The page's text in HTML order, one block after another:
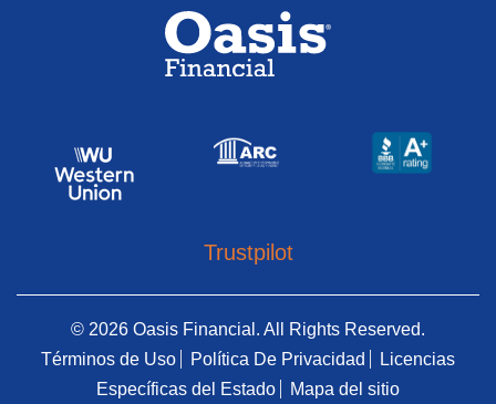
Trustpilot
© 2026 Oasis Financial. All Rights Reserved.
Términos de Uso
Política De Privacidad
Licencias
Específicas del Estado
Mapa del sitio